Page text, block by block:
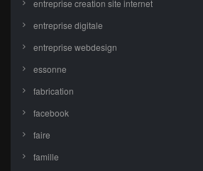
entreprise creation site internet
entreprise digitale
entreprise webdesign
essonne
fabrication
facebook
faire
famille